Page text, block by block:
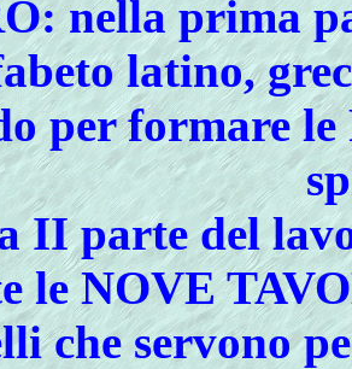
nella prima
latino,
per formare
II parte del
le NOVE
che servono